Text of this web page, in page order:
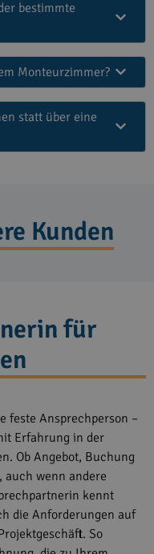
bestimmte
Monteurzimmer?
statt über eine
Kunden
für
feste Ansprechperson –
Erfahrung in der
Ob Angebot, Buchung
auch wenn andere
kennt
die Anforderungen auf
So